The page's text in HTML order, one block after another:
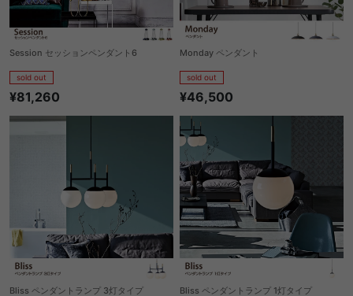
Session セッションペンダント6
sold out
¥81,260
Monday ペンダント
sold out
¥46,500
Bliss ペンダントランプ 3灯タイプ Bliss ペンダントランプ 1灯タイプ